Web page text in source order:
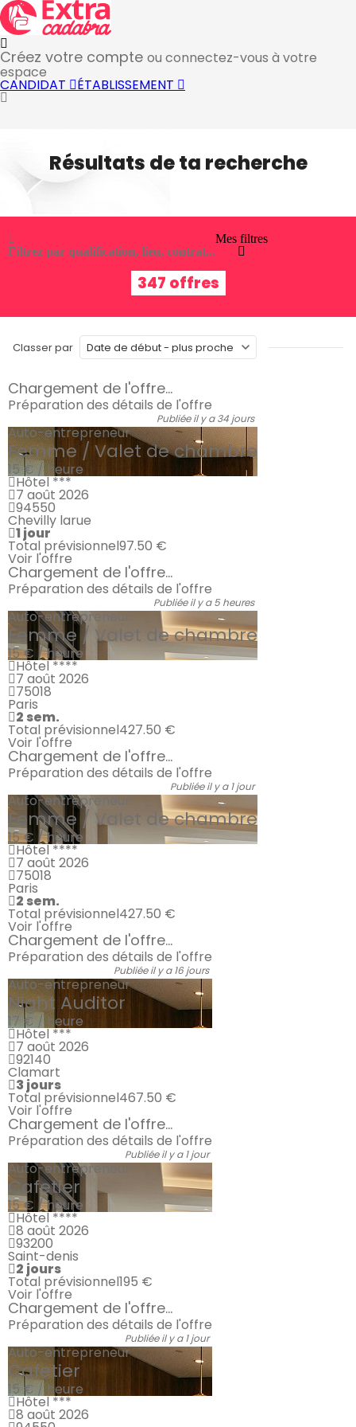
Créez votre compte ou connectez-vous à votre
espace
CANDIDAT ÉTABLISSEMENT
Résultats de ta recherche
Filtrez par qualification, lieu, contrat...
Mes filtres
347 offres
Classer par
Chargement de l'offre...
Préparation des détails de l'offre
Publiée il y a 34 jours
Auto-entrepreneur
Femme / Valet de chambre
15 € / heure
Hôtel ***
7 août 2026
94550
Chevilly larue
1 jour
Total prévisionnel97.50 €
Voir l'offre
Chargement de l'offre...
Préparation des détails de l'offre
Publiée il y a 5 heures
Auto-entrepreneur
Femme / Valet de chambre
15 € / heure
Hôtel ****
7 août 2026
75018
Paris
2 sem.
Total prévisionnel427.50 €
Voir l'offre
Chargement de l'offre...
Préparation des détails de l'offre
Publiée il y a 1 jour
Auto-entrepreneur
Femme / Valet de chambre
15 € / heure
Hôtel ****
7 août 2026
75018
Paris
2 sem.
Total prévisionnel427.50 €
Voir l'offre
Chargement de l'offre...
Préparation des détails de l'offre
Publiée il y a 16 jours
Auto-entrepreneur
Night Auditor
17 € / heure
Hôtel ***
7 août 2026
92140
Clamart
3 jours
Total prévisionnel467.50 €
Voir l'offre
Chargement de l'offre...
Préparation des détails de l'offre
Publiée il y a 1 jour
Auto-entrepreneur
Cafetier
15 € / heure
Hôtel ****
8 août 2026
93200
Saint-denis
2 jours
Total prévisionnel195 €
Voir l'offre
Chargement de l'offre...
Préparation des détails de l'offre
Publiée il y a 1 jour
Auto-entrepreneur
Cafetier
15 € / heure
Hôtel ***
8 août 2026